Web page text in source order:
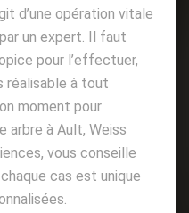
d’une opération vitale
un expert. Il faut
pour l’effectuer,
réalisable à tout
moment pour
arbre à Ault, Weiss
vous conseille
cas est unique